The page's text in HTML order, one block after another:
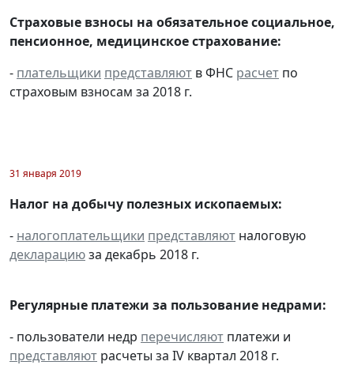
Страховые взносы на обязательное социальное,
пенсионное, медицинское страхование:
- плательщики представляют в ФНС расчет по
страховым взносам за 2018 г.
31 января 2019
Налог на добычу полезных ископаемых:
- налогоплательщики представляют налоговую
декларациюза декабрь 2018 г.
Регулярные платежи за пользование недрами:
- пользователи недр перечисляют платежи и
представляют расчеты за IV квартал 2018 г.